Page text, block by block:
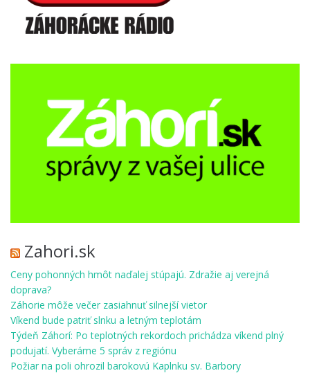
Zahori.sk
Ceny pohonných hmôt naďalej stúpajú. Zdražie aj verejná
doprava?
Záhorie môže večer zasiahnuť silnejší vietor
Víkend bude patriť slnku a letným teplotám
Týdeň Záhorí: Po teplotných rekordoch prichádza víkend plný
podujatí. Vyberáme 5 správ z regiónu
Požiar na poli ohrozil barokovú Kaplnku sv. Barbory